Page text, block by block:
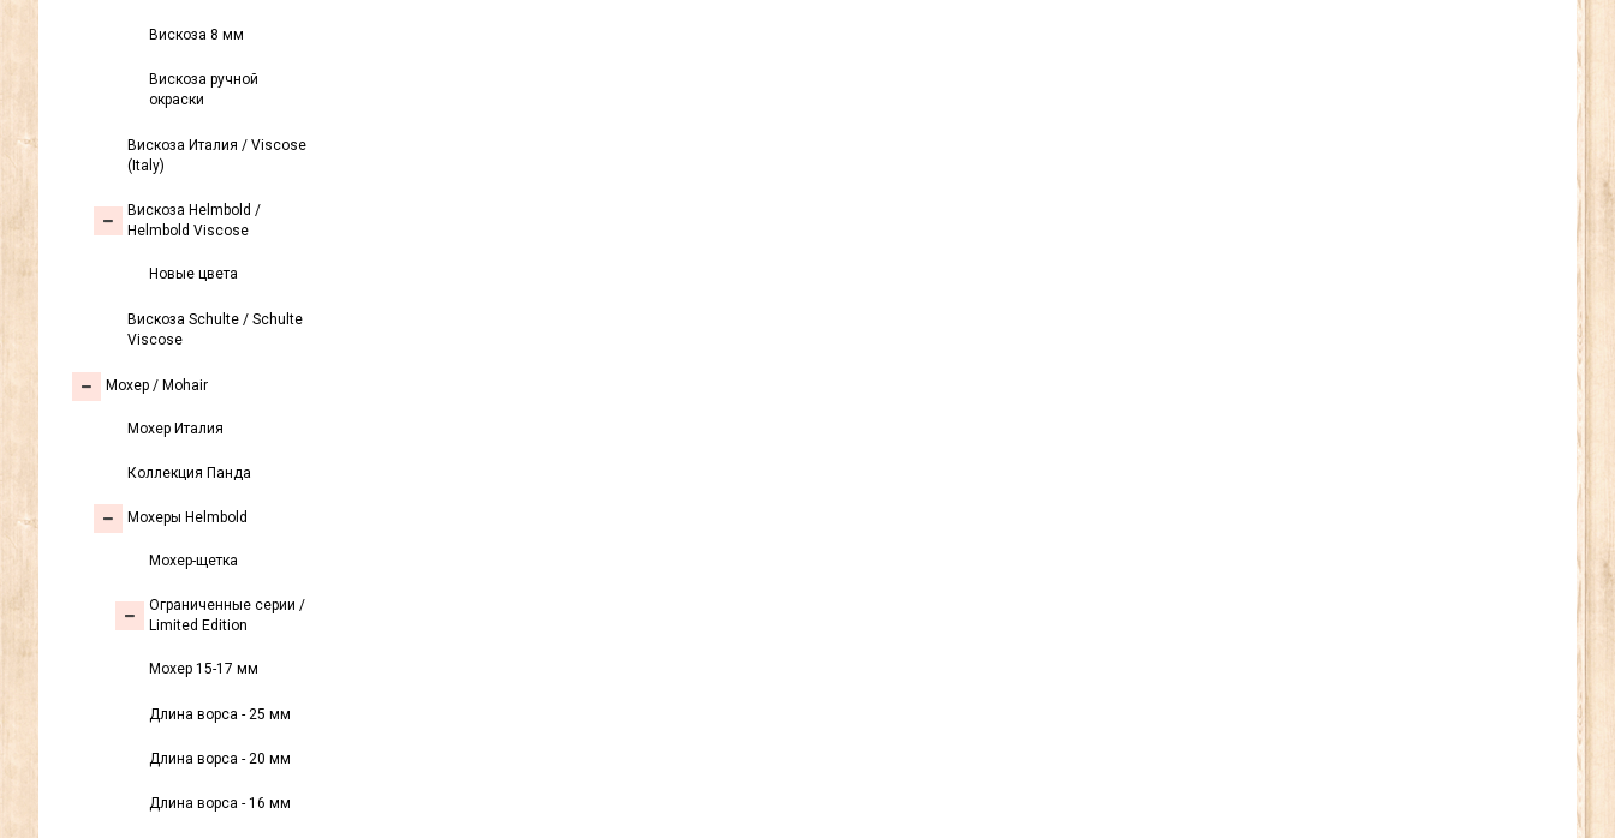
Вискоза 8 мм
Вискоза ручной
окраски
Вискоза Италия / Viscose
(Italy)
Вискоза Helmbold /
Helmbold Viscose
Новые цвета
Вискоза Sсhulte / Schulte
Viscose
Моxер / Mohair
Мохер Италия
Коллекция Панда
Мохеры Helmbold
Мохер-щетка
Ограниченные серии /
Limited Edition
Мохер 15-17 мм
Длина ворса - 25 мм
Длина ворса - 20 мм
Длина ворса - 16 мм